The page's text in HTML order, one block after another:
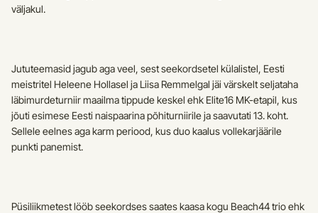
väljakul.
Jututeemasid jagub aga veel, sest seekordsetel külalistel, Eesti
meistritel Heleene Hollasel ja Liisa Remmelgal jäi värskelt seljataha
läbimurdeturniir maailma tippude keskel ehk Elite16 MK-etapil, kus
jõuti esimese Eesti naispaarina põhiturniirile ja saavutati 13. koht.
Sellele eelnes aga karm periood, kus duo kaalus vollekarjäärile
punkti panemist.
Püsiliikmetest lööb seekordses saates kaasa kogu Beach44 trio ehk